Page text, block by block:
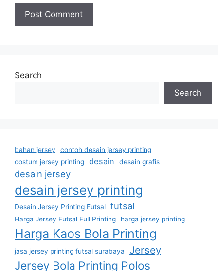
Search
Search
bahan jersey
contoh desain jersey printing
costum jersey printing
desain desain grafis
desain jersey
desain jersey printing
Desain Jersey Printing Futsal futsal
Harga Jersey Futsal Full Printing harga jersey printing
Harga Kaos Bola Printing
jasa jersey printing futsal surabaya Jersey
Jersey Bola Printing Polos